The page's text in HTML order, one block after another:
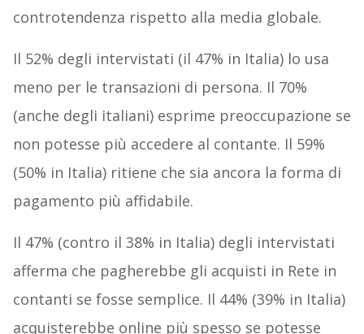
controtendenza rispetto alla media globale.
Il 52% degli intervistati (il 47% in Italia) lo usa
meno per le transazioni di persona. Il 70%
(anche degli italiani) esprime preoccupazione se
non potesse più accedere al contante. Il 59%
(50% in Italia) ritiene che sia ancora la forma di
pagamento più affidabile.
Il 47% (contro il 38% in Italia) degli intervistati
afferma che pagherebbe gli acquisti in Rete in
contanti se fosse semplice. Il 44% (39% in Italia)
acquisterebbe online più spesso se potesse